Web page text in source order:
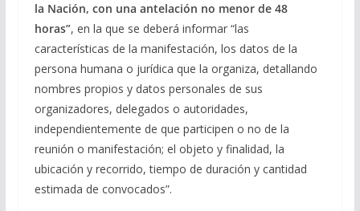
la Nación, con una antelación no menor de 48
horas”, en la que se deberá informar “las
características de la manifestación, los datos de la
persona humana o jurídica que la organiza, detallando
nombres propios y datos personales de sus
organizadores, delegados o autoridades,
independientemente de que participen o no de la
reunión o manifestación; el objeto y finalidad, la
ubicación y recorrido, tiempo de duración y cantidad
estimada de convocados”.